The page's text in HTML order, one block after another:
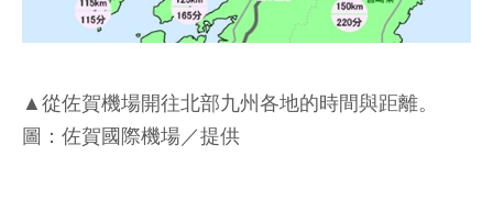
▲從佐賀機場開往北部九州各地的時間與距離。
圖：佐賀國際機場／提供